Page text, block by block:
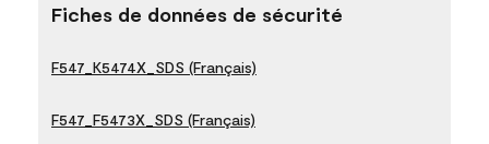
Fiches de données de sécurité
F547_K5474X_SDS (Français)
F547_F5473X_SDS (Français)